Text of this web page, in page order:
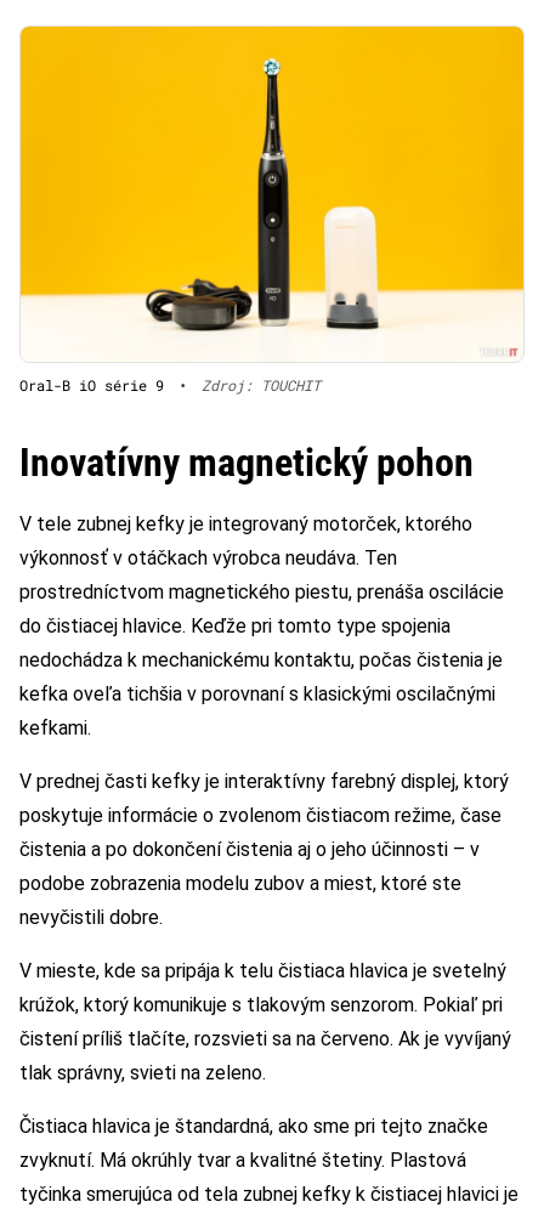
Oral-B iO série 9 • Zdroj: TOUCHIT
Inovatívny magnetický pohon
V tele zubnej kefky je integrovaný motorček, ktorého
výkonnosť v otáčkach výrobca neudáva. Ten
prostredníctvom magnetického piestu, prenáša oscilácie
do čistiacej hlavice. Keďže pri tomto type spojenia
nedochádza k mechanickému kontaktu, počas čistenia je
kefka oveľa tichšia v porovnaní s klasickými oscilačnými
kefkami.
V prednej časti kefky je interaktívny farebný displej, ktorý
poskytuje informácie o zvolenom čistiacom režime, čase
čistenia a po dokončení čistenia aj o jeho účinnosti – v
podobe zobrazenia modelu zubov a miest, ktoré ste
nevyčistili dobre.
V mieste, kde sa pripája k telu čistiaca hlavica je svetelný
krúžok, ktorý komunikuje s tlakovým senzorom. Pokiaľ pri
čistení príliš tlačíte, rozsvieti sa na červeno. Ak je vyvíjaný
tlak správny, svieti na zeleno.
Čistiaca hlavica je štandardná, ako sme pri tejto značke
zvyknutí. Má okrúhly tvar a kvalitné štetiny. Plastová
tyčinka smerujúca od tela zubnej kefky k čistiacej hlavici je